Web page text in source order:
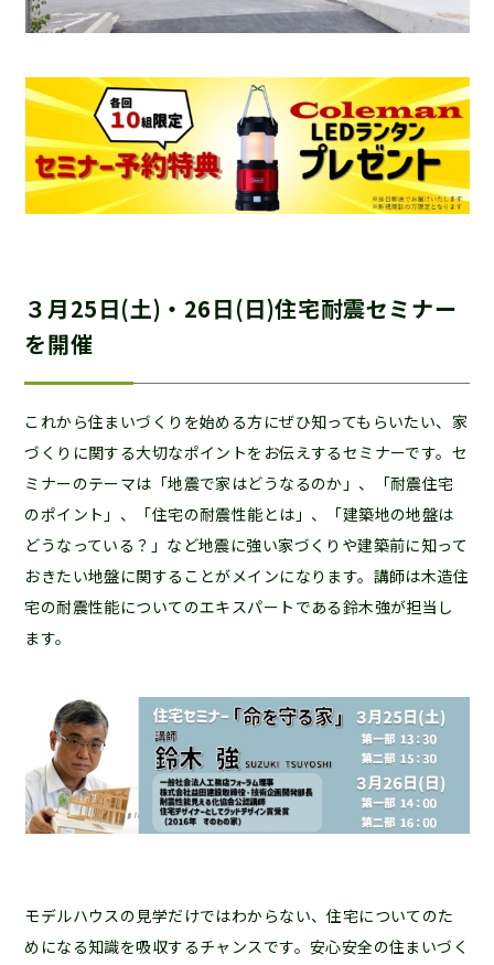
３月25日(土)・26日(日)住宅耐震セミナー
を開催
これから住まいづくりを始める方にぜひ知ってもらいたい、家
づくりに関する大切なポイントをお伝えするセミナーです。セ
ミナーのテーマは「地震で家はどうなるのか」、「耐震住宅
のポイント」、「住宅の耐震性能とは」、「建築地の地盤は
どうなっている？」など地震に強い家づくりや建築前に知って
おきたい地盤に関することがメインになります。講師は木造住
宅の耐震性能についてのエキスパートである鈴木強が担当し
ます。
モデルハウスの見学だけではわからない、住宅についてのた
めになる知識を吸収するチャンスです。安心安全の住まいづく